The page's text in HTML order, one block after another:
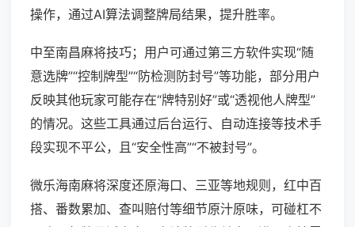
操作，通过AI算法调整牌局结果，提升胜率。
中至南昌麻将技巧；用户可通过第三方软件实现“随
意选牌”“控制牌型”“防检测防封号”等功能，部分用户
反映其他玩家可能存在“牌特别好”或“透视他人牌型”
的情况。这些工具通过后台运行、自动连接等技术手
段实现不平公，且“安全性高”“不被封号”。
微乐海南麻将深度还原海口、三亚等地规则，红中百
搭、番数累加、查叫赔付等细节原汁原味，可碰杠不